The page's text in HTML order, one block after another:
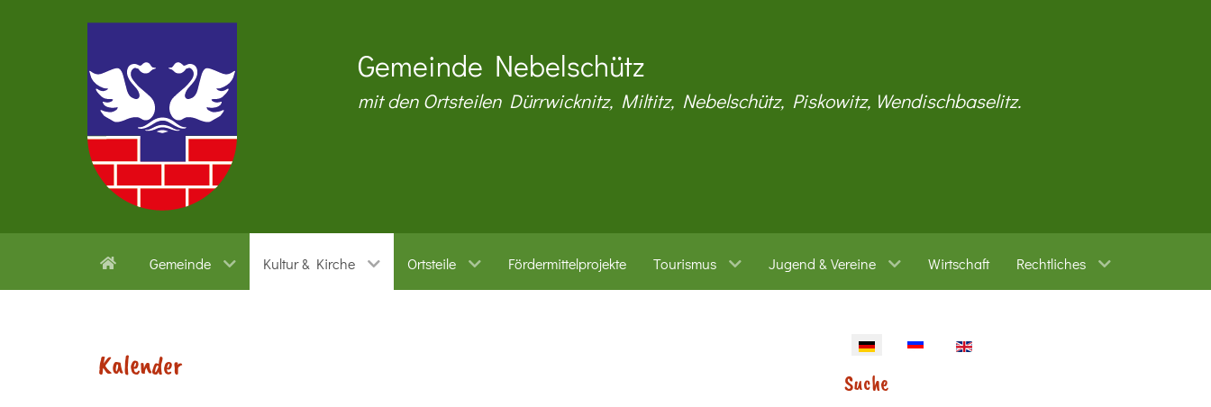
Gemeinde Nebelschütz
mit den Ortsteilen Dürrwicknitz, Miltitz, Nebelschütz, Piskowitz, Wendischbaselitz.
Gemeinde Kultur & Kirche Ortsteile Fördermittelprojekte Tourismus Jugend & Vereine Wirtschaft Rechtliches
Kalender
Sprache auswählen
Suche